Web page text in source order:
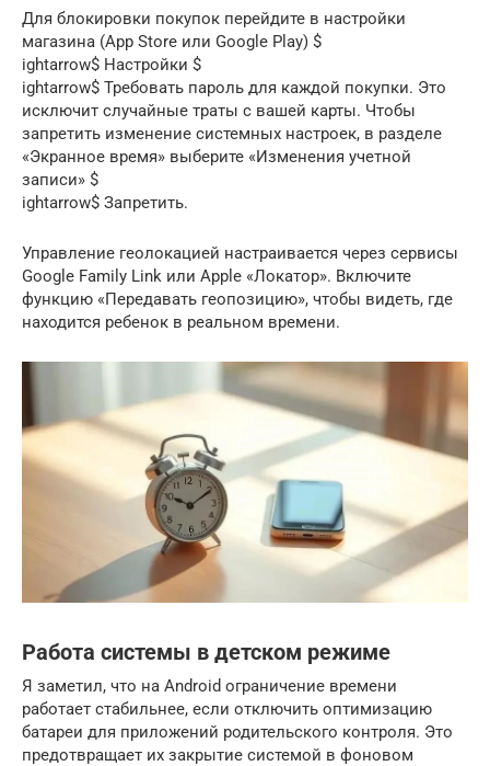
Для блокировки покупок перейдите в настройки
магазина (App Store или Google Play) $
ightarrow$ Настройки $
ightarrow$ Требовать пароль для каждой покупки. Это
исключит случайные траты с вашей карты. Чтобы
запретить изменение системных настроек, в разделе
«Экранное время» выберите «Изменения учетной
записи» $
ightarrow$ Запретить.
Управление геолокацией настраивается через сервисы
Google Family Link или Apple «Локатор». Включите
функцию «Передавать геопозицию», чтобы видеть, где
находится ребенок в реальном времени.
Работа системы в детском режиме
Я заметил, что на Android ограничение времени
работает стабильнее, если отключить оптимизацию
батареи для приложений родительского контроля. Это
предотвращает их закрытие системой в фоновом